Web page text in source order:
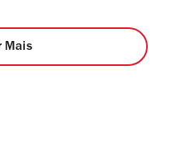
Mais